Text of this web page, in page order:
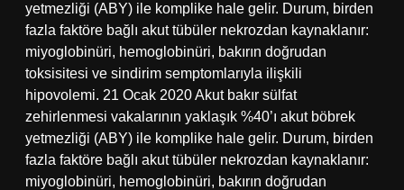
yetmezliği (ABY) ile komplike hale gelir. Durum, birden
fazla faktöre bağlı akut tübüler nekrozdan kaynaklanır:
miyoglobinüri, hemoglobinüri, bakırın doğrudan
toksisitesi ve sindirim semptomlarıyla ilişkili
hipovolemi. 21 Ocak 2020 Akut bakır sülfat
zehirlenmesi vakalarının yaklaşık %40’ı akut böbrek
yetmezliği (ABY) ile komplike hale gelir. Durum, birden
fazla faktöre bağlı akut tübüler nekrozdan kaynaklanır:
miyoglobinüri, hemoglobinüri, bakırın doğrudan